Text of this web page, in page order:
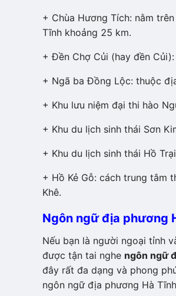
+ Chùa Hương Tích: nằm
Tĩnh khoảng 25 km.
+ Đền Chợ Củi (hay đền
+ Ngã ba Đồng Lộc: thuộc
+ Khu lưu niệm đại thi hào
+ Khu du lịch sinh thái Sơn
+ Khu du lịch sinh thái Hồ
+ Hồ Kẻ Gỗ: cách trung tâm
Khê.
Ngôn ngữ địa phương
Nếu bạn là người ngoại tỉnh
được tận tai nghe ngôn ngữ
đây rất đa dạng và phong
ngôn ngữ địa phương Hà